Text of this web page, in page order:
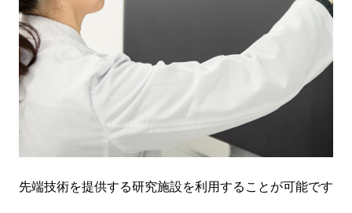
先端技術を提供する研究施設を利用することが可能です